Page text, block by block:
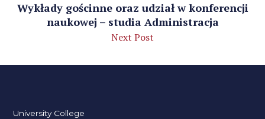
Wykłady gościnne oraz udział w konferencji
naukowej – studia Administracja
Next Post
University College